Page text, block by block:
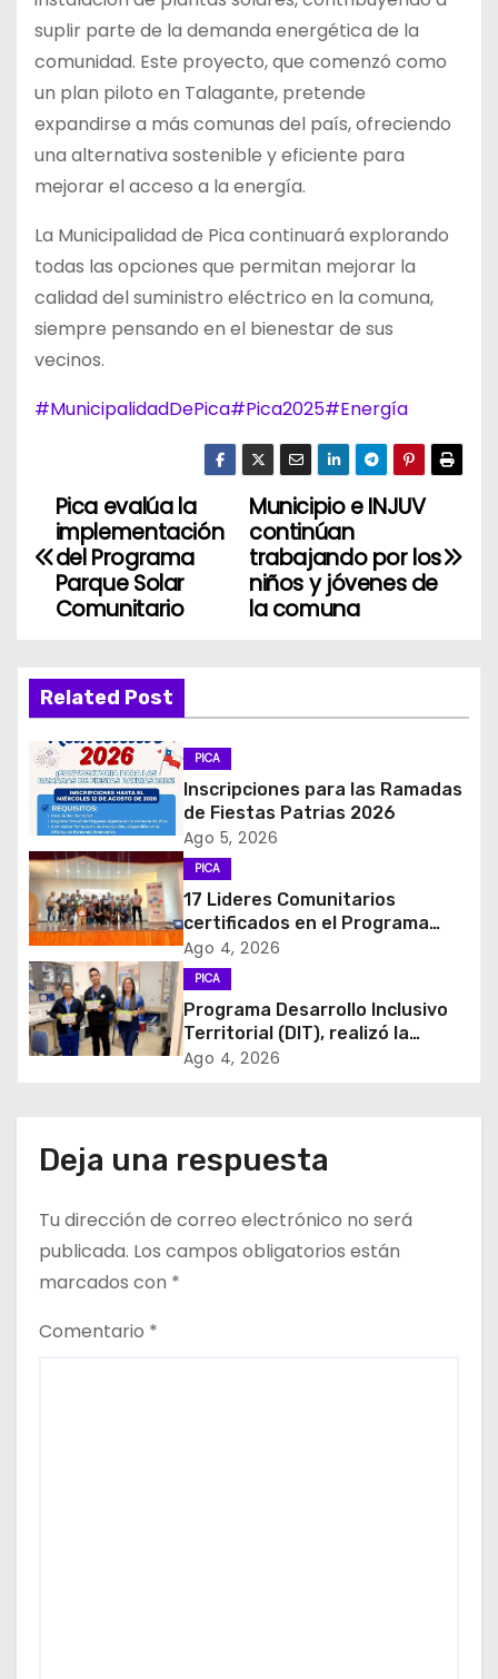
suplir parte de la demanda energética de la
comunidad. Este proyecto, que comenzó como
un plan piloto en Talagante, pretende
expandirse a más comunas del país, ofreciendo
una alternativa sostenible y eficiente para
mejorar el acceso a la energía.
La Municipalidad de Pica continuará explorando
todas las opciones que permitan mejorar la
calidad del suministro eléctrico en la comuna,
siempre pensando en el bienestar de sus
vecinos.
#MunicipalidadDePica#Pica2025#Energía
N
a
g
a
c
i
ó
n
d
e
t
r
a
Municipio e INJUV
continúan
trabajando por los
niños y jóvenes de
la comuna
Pica evalúa la
implementación
del Programa
Parque Solar
Comunitario
Related Post
PICA
Inscripciones para las Ramadas
de Fiestas Patrias 2026
Ago 5, 2026
PICA
17 Lideres Comunitarios
certificados en el Programa
MÁS AMA
Ago 4, 2026
PICA
Programa Desarrollo Inclusivo
Territorial (DIT), realizó la
entrega de Cajas de Regulación
Ago 4, 2026
Deja una respuesta
Tu dirección de correo electrónico no será
publicada. Los campos obligatorios están
marcados con *
Comentario *